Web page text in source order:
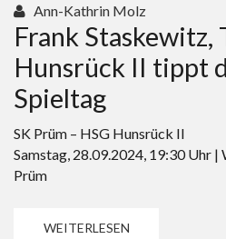
Ann-Kathrin Molz
Frank Staskewitz,
Hunsrück II tippt
Spieltag
SK Prüm – HSG Hunsrück II
Samstag, 28.09.2024, 19:30 Uhr
Prüm
WEITERLESEN